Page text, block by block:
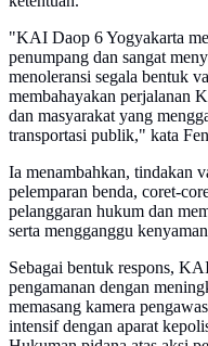
"KAI Daop 6 Yogyakarta
penumpang dan sangat
menoleransi segala bentuk
membahayakan perjalanan
dan masyarakat yang
transportasi publik," kata
Ia menambahkan, tindakan
pelemparan benda, coret-
pelanggaran hukum dan
serta mengganggu
Sebagai bentuk respons,
pengamanan dengan
memasang kamera
intensif dengan aparat